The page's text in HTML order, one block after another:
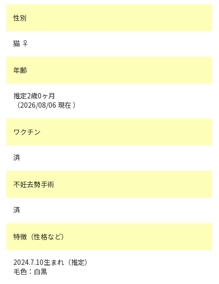
性別
猫 ♀
年齢
推定2歳0ヶ月
（2026/08/06 現在 ）
ワクチン
済
不妊去勢手術
済
特徴（性格など）
2024.7.10生まれ（推定）
毛色：白黒